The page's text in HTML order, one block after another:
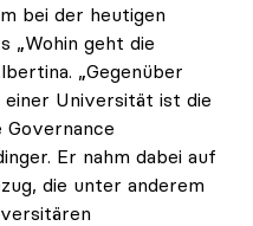
bei der heutigen
„Wohin geht die
„Gegenüber
Universität ist die
Er nahm dabei auf
die unter anderem